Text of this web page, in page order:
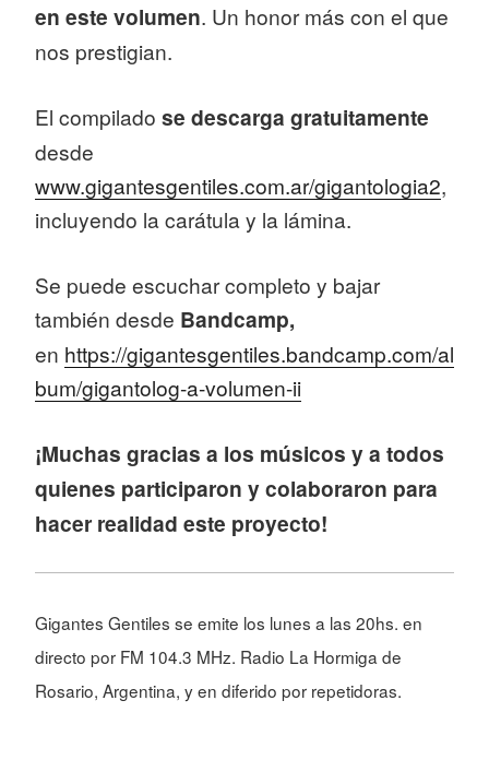
en este volumen. Un honor más con el que
nos prestigian.
El compilado se descarga gratuitamente
desde
www.gigantesgentiles.com.ar/gigantologia2,
incluyendo la carátula y la lámina.
Se puede escuchar completo y bajar
también desde Bandcamp,
en https://gigantesgentiles.bandcamp.com/al
bum/gigantolog-a-volumen-ii
¡Muchas gracias a los músicos y a todos
quienes participaron y colaboraron para
hacer realidad este proyecto!
Gigantes Gentiles se emite los lunes a las 20hs. en
directo por FM 104.3 MHz. Radio La Hormiga de
Rosario, Argentina, y en diferido por repetidoras.